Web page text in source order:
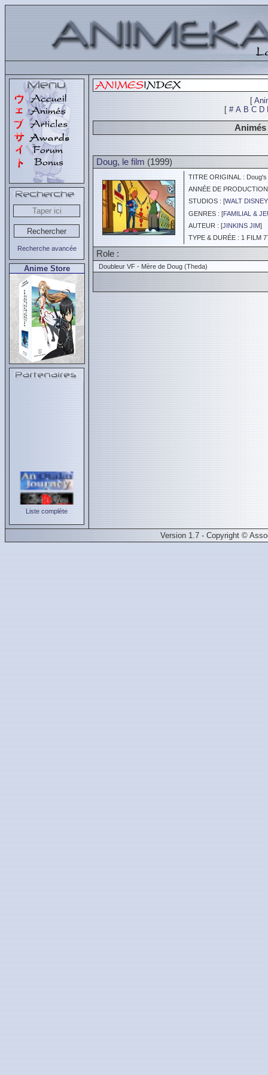
Recherche avancée
Anime Store
Liste complète
[
[ # A B C D
Doug, le film (1999)
TITRE ORIGINAL :
ANNÉE DE
STUDIOS : [WALT
GENRES : [FAMILIAL &
AUTEUR : [JINKINS JIM]
TYPE & DURÉE : 1 FILM
Role :
Doubleur VF - Mère de Doug (Theda)
Version 1.7 - Copyright ©